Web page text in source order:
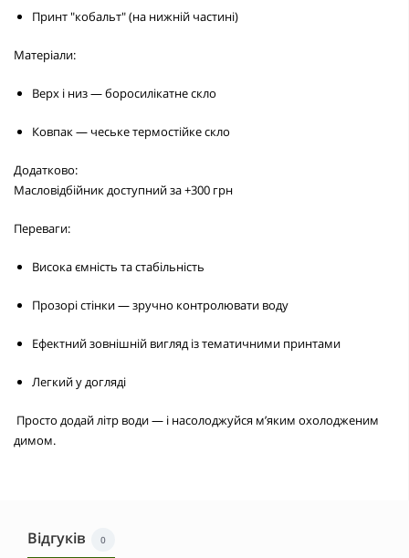
Принт "кобальт" (на нижній частині)
Матеріали:
Верх і низ — боросилікатне скло
Ковпак — чеське термостійке скло
Додатково:
Масловідбійникдоступний за+300 грн
Переваги:
Висока ємність та стабільність
Прозорі стінки — зручно контролювати воду
Ефектний зовнішній вигляд із тематичними принтами
Легкий у догляді
Просто додай літр води — і насолоджуйся м’яким охолодженим
димом.
Відгуків 0